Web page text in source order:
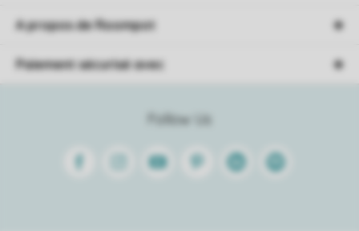
Follow Us
FacebookInstagramYoutube PinterestLinkedinSpotify
A propos de Roompot
Paiement sécurisé avec